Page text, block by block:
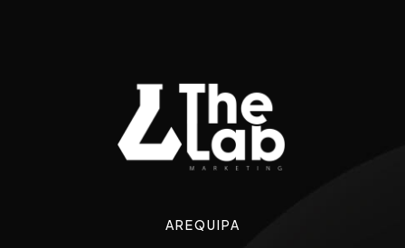
AREQUIPA